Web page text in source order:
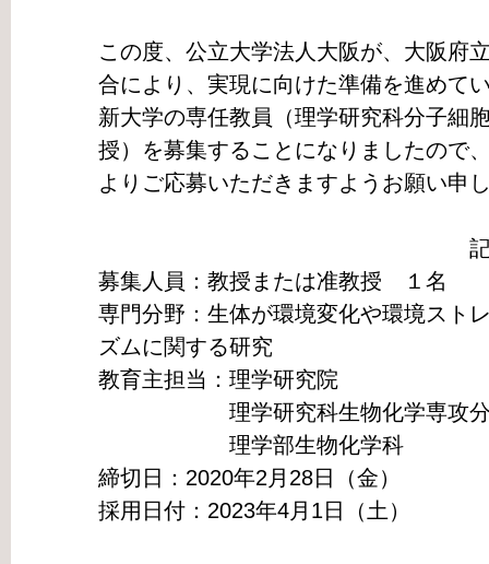
この度、公立大学法人大阪が、大阪府
合により、実現に向けた準備を進めて
新大学の専任教員（理学研究科分子細
授）を募集することになりましたので
よりご応募いただきますようお願い申
募集人員：教授または准教授 １名
専門分野：生体が環境変化や環境スト
ズムに関する研究
教育主担当：理学研究院
理学研究科生物化学専攻分子
理学部生物化学科
締切日：2020年2月28日（金）
採用日付：2023年4月1日（土）